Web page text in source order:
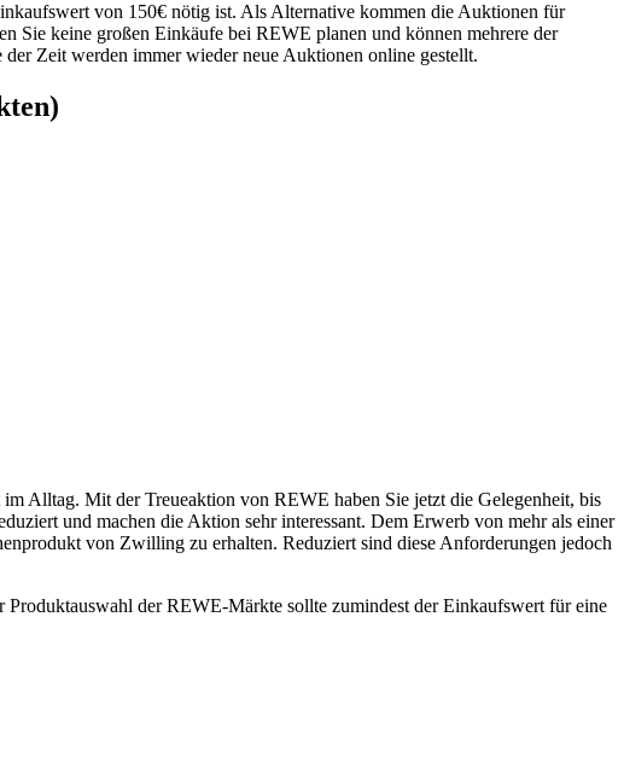
von 150€ nötig ist. Als Alternative kommen die Auktionen für
Sie keine großen Einkäufe bei REWE planen und können mehrere der
der Zeit werden immer wieder neue Auktionen online gestellt.
Alltag. Mit der Treueaktion von REWE haben Sie jetzt die Gelegenheit, bis
und machen die Aktion sehr interessant. Dem Erwerb von mehr als einer
von Zwilling zu erhalten. Reduziert sind diese Anforderungen jedoch
der REWE-Märkte sollte zumindest der Einkaufswert für eine